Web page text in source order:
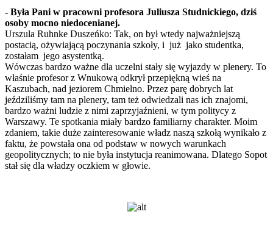
- Była Pani w pracowni profesora Juliusza Studnickiego, dziś
osoby mocno niedocenianej.
Urszula Ruhnke Duszeńko: Tak, on był wtedy najważniejszą
postacią, ożywiającą poczynania szkoły, i już jako studentka,
zostałam jego asystentką.
Wówczas bardzo ważne dla uczelni stały się wyjazdy w plenery. To
właśnie profesor z Wnukową odkrył przepiękną wieś na
Kaszubach, nad jeziorem Chmielno. Przez parę dobrych lat
jeździliśmy tam na plenery, tam też odwiedzali nas ich znajomi,
bardzo ważni ludzie z nimi zaprzyjaźnieni, w tym politycy z
Warszawy. Te spotkania miały bardzo familiarny charakter. Moim
zdaniem, takie duże zainteresowanie władz naszą szkołą wynikało z
faktu, że powstała ona od podstaw w nowych warunkach
geopolitycznych; to nie była instytucja reanimowana. Dlatego Sopot
stał się dla władzy oczkiem w głowie.